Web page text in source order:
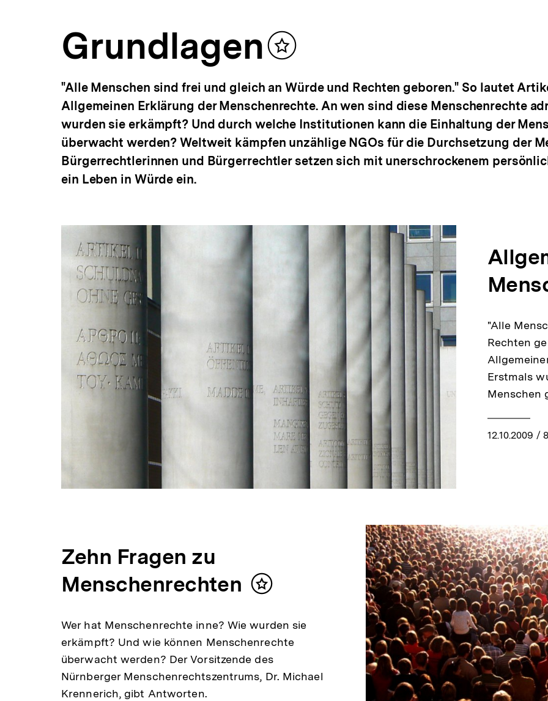
o
n
Grundlagen
Inhalt
merken
"Alle Menschen sind frei und gleich an Würde und Rechten geboren." So lautet
Allgemeinen Erklärung der Menschenrechte. An wen sind diese Menschenrechte
wurden sie erkämpft? Und durch welche Institutionen kann die Einhaltung der
überwacht werden? Weltweit kämpfen unzählige NGOs für die Durchsetzung der
Bürgerrechtlerinnen und Bürgerrechtler setzen sich mit unerschrockenem
ein Leben in Würde ein.
"Alle
Rechten
Erstmals
Menschen
12.10.2009 /
Zehn Fragen zu
Menschenrechten
Inhalt
Wer hat Menschenrechte inne? Wie wurden sie
erkämpft? Und wie können Menschenrechte
überwacht werden? Der Vorsitzende des
Nürnberger Menschenrechtszentrums, Dr. Michael
Krennerich, gibt Antworten.